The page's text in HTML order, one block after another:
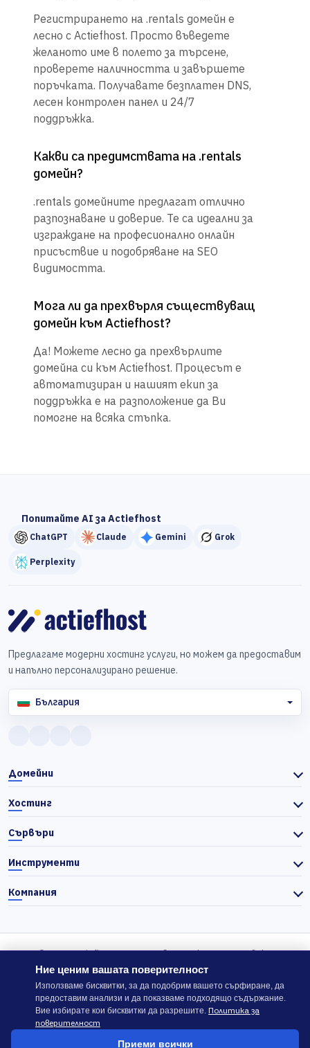
Регистрирането на .rentals домейн е
лесно с Actiefhost. Просто въведете
желаното име в полето за търсене,
проверете наличността и завършете
поръчката. Получавате безплатен DNS,
лесен контролен панел и 24/7
поддръжка.
Какви са предимствата на .rentals
домейн?
.rentals домейните предлагат отлично
разпознаване и доверие. Те са идеални за
изграждане на професионално онлайн
присъствие и подобряване на SEO
видимостта.
Мога ли да прехвърля съществуващ
домейн към Actiefhost?
Да! Можете лесно да прехвърлите
домейна си към Actiefhost. Процесът е
автоматизиран и нашият екип за
поддръжка е на разположение да Ви
помогне на всяка стъпка.
Попитайте AI за Actiefhost
ChatGPT Claude Gemini Grok
Perplexity
Предлагаме модерни хостинг услуги, но можем да предоставим
и напълно персонализирано решение.
България
Домейни
Хостинг
Сървъри
Инструменти
Компания
© 2026 Actiefhost. Съгласно българското търговско
законодателство цените в сайта се показват без ДДС, а ДДС се
изчислява отделно при завършване на поръчката, когато е
приложимо.
Ние ценим вашата поверителност
Използваме бисквитки, за да подобрим вашето сърфиране, да
предоставим анализи и да показваме подходящо съдържание.
Вие избирате кои бисквитки да разрешите. Политика за
поверителност
Приеми всички